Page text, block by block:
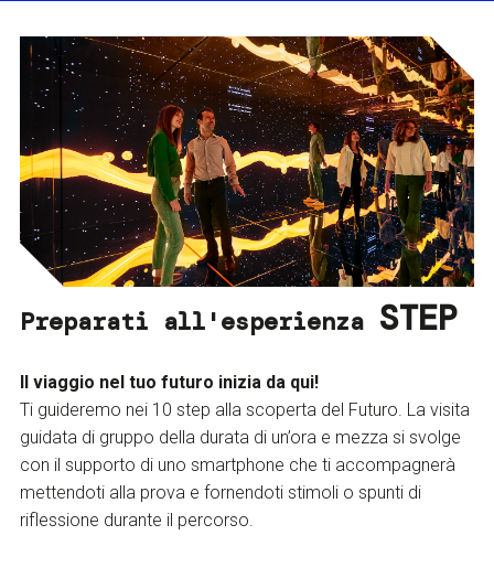
Preparati all'esperienza STEP
Il viaggio nel tuo futuro inizia da qui!
Ti guideremo nei 10 step alla scoperta del Futuro. La visita
guidata di gruppo della durata di un’ora e mezza si svolge
con il supporto di uno smartphone che ti accompagnerà
mettendoti alla prova e fornendoti stimoli o spunti di
riflessione durante il percorso.